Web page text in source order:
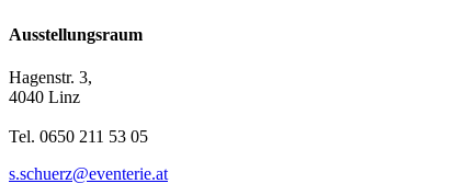
Ausstellungsraum
Hagenstr. 3,
4040 Linz
Tel. 0650 211 53 05
s.schuerz@eventerie.at